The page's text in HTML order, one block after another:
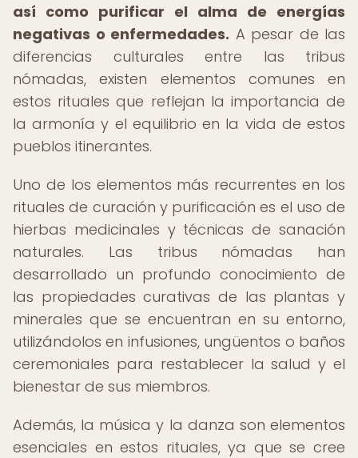
así como purificar el alma de energías
negativas o enfermedades. A pesar de las
diferencias culturales entre las tribus
nómadas, existen elementos comunes en
estos rituales que reflejan la importancia de
la armonía y el equilibrio en la vida de estos
pueblos itinerantes.
Uno de los elementos más recurrentes en los
rituales de curación y purificación es el uso de
hierbas medicinales y técnicas de sanación
naturales. Las tribus nómadas han
desarrollado un profundo conocimiento de
las propiedades curativas de las plantas y
minerales que se encuentran en su entorno,
utilizándolos en infusiones, ungüentos o baños
ceremoniales para restablecer la salud y el
bienestar de sus miembros.
Además, la música y la danza son elementos
esenciales en estos rituales, ya que se cree